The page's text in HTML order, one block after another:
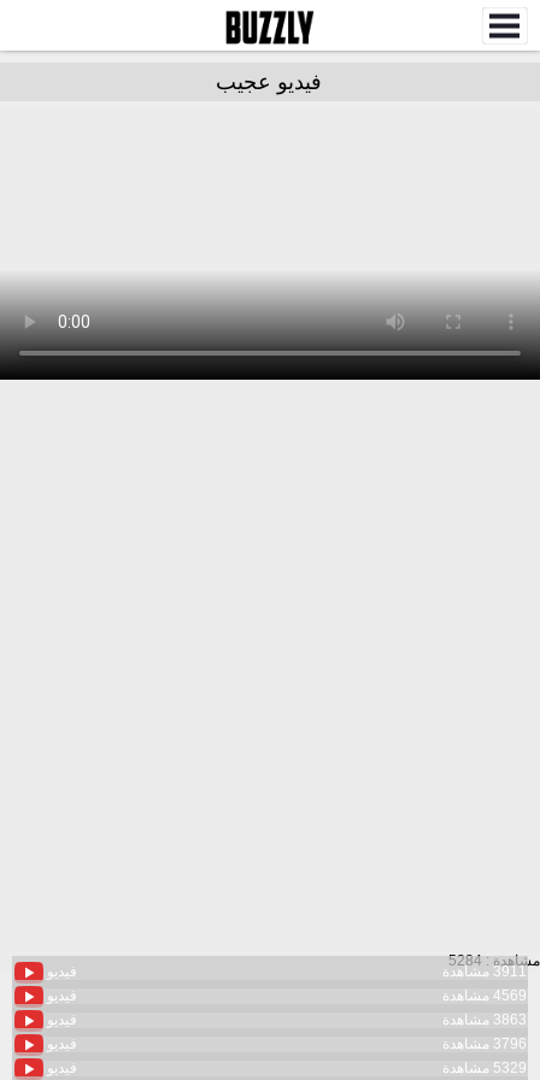
فيديو عجيب
مشاهدة : 5284
فيديو
3911 مشاهدة
فيديو
4569 مشاهدة
فيديو
3863 مشاهدة
فيديو
3796 مشاهدة
فيديو
5329 مشاهدة